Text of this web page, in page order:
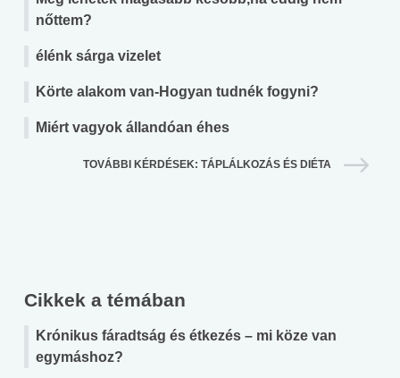
nőttem?
élénk sárga vizelet
Körte alakom van-Hogyan tudnék fogyni?
Miért vagyok állandóan éhes
TOVÁBBI KÉRDÉSEK: TÁPLÁLKOZÁS ÉS DIÉTA
Cikkek a témában
Krónikus fáradtság és étkezés – mi köze van
egymáshoz?